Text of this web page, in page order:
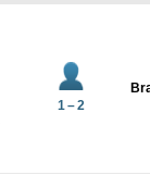
1 – 2